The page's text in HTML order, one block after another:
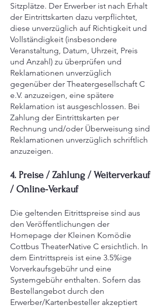
Sitzplätze. Der Erwerber ist nach Erhalt
der Eintrittskarten dazu verpflichtet,
diese unverzüglich auf Richtigkeit und
Vollständigkeit (insbesondere
Veranstaltung, Datum, Uhrzeit, Preis
und Anzahl) zu überprüfen und
Reklamationen unverzüglich
gegenüber der Theatergesellschaft C
e.V. anzuzeigen, eine spätere
Reklamation ist ausgeschlossen. Bei
Zahlung der Eintrittskarten per
Rechnung und/oder Überweisung sind
Reklamationen unverzüglich schriftlich
anzuzeigen.
4. Preise / Zahlung / Weiterverkauf
/ Online-Verkauf
Die geltenden Eitrittspreise sind aus
den Veröffentlichungen der
Homepage der Kleinen Komödie
Cottbus TheaterNative C ersichtlich. In
dem Eintrittspreis ist eine 3.5%ige
Vorverkaufsgebühr und eine
Systemgebühr enthalten. Sofern das
Bestellangebot durch den
Erwerber/Kartenbesteller akzeptiert